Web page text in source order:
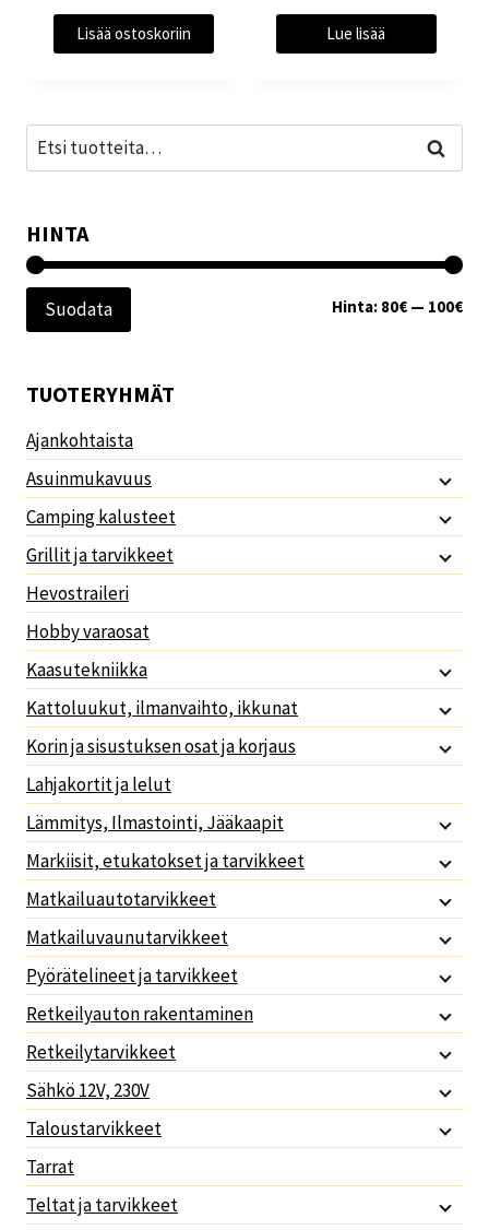
105,00€.89,90€.
Lisää ostoskoriin Lue lisää
Etsi: Haku
HINTA
Suodata Hinta: 80€ — 100€
TUOTERYHMÄT
Ajankohtaista
Asuinmukavuus
Camping kalusteet
Grillit ja tarvikkeet
Hevostraileri
Hobby varaosat
Kaasutekniikka
Kattoluukut, ilmanvaihto, ikkunat
Korin ja sisustuksen osat ja korjaus
Lahjakortit ja lelut
Lämmitys, Ilmastointi, Jääkaapit
Markiisit, etukatokset ja tarvikkeet
Matkailuautotarvikkeet
Matkailuvaunutarvikkeet
Pyörätelineet ja tarvikkeet
Retkeilyauton rakentaminen
Retkeilytarvikkeet
Sähkö 12V, 230V
Taloustarvikkeet
Tarrat
Teltat ja tarvikkeet